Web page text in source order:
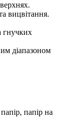
вицвітання.
гнучких
діапазоном
папір на